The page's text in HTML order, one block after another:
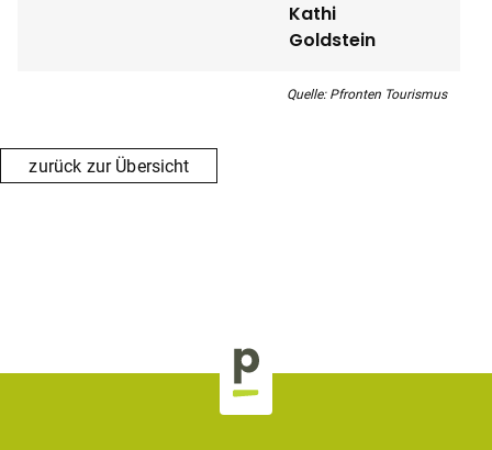
Kathi
Goldstein
Quelle: Pfronten Tourismus
zurück zur Übersicht